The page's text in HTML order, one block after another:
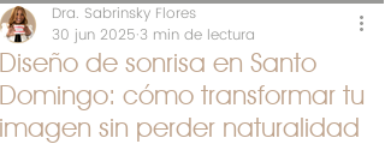
Diseño de sonrisa en Santo
Domingo: cómo transformar tu
imagen sin perder naturalidad
Dra. Sabrinsky Flores
30 jun 2025 3 min de lectura